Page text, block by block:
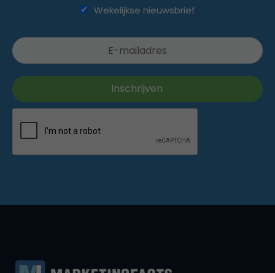
Wekelijkse nieuwsbrief